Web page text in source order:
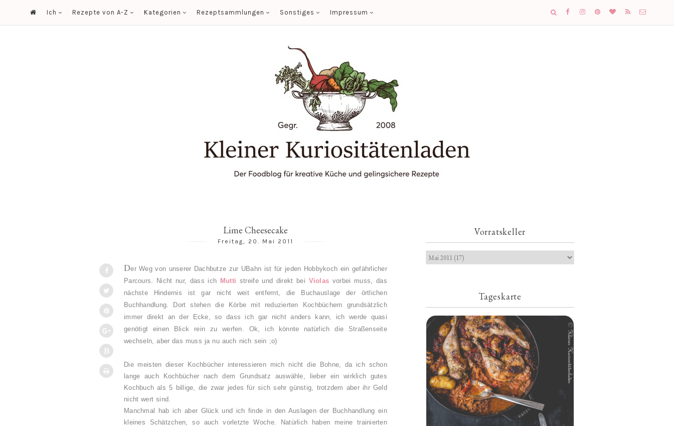
Ich Rezepte von A-Z Kategorien Rezeptsammlungen Sonstiges Impressum
Lime Cheesecake
Freitag, 20. Mai 2011
Der Weg von unserer Dachbutze zur UBahn ist für jeden Hobbykoch ein gefährlicher
Parcours. Nicht nur, dass ich Mutti streife und direkt bei Violas vorbei muss, das
nächste Hindernis ist gar nicht weit entfernt, die Buchauslage der örtlichen
Buchhandlung. Dort stehen die Körbe mit reduzierten Kochbüchern grundsätzlich
immer direkt an der Ecke, so dass ich gar nicht anders kann, ich werde quasi
genötigt einen Blick rein zu werfen. Ok, ich könnte natürlich die Straßenseite
wechseln, aber das muss ja nu auch nich sein ;o)
Die meisten dieser Kochbücher interessieren mich nicht die Bohne, da ich schon
lange auch Kochbücher nach dem Grundsatz auswähle, lieber ein wirklich gutes
Kochbuch als 5 billige, die zwar jedes für sich sehr günstig, trotzdem aber ihr Geld
nicht wert sind.
Manchmal hab ich aber Glück und ich finde in den Auslagen der Buchhandlung ein
kleines Schätzchen, so auch vorletzte Woche. Natürlich haben meine trainierten
Vorratskeller
Tageskarte
Geschmorte Hähnchenschenkel auf
Paprikakraut und kleinen Kartoffeln